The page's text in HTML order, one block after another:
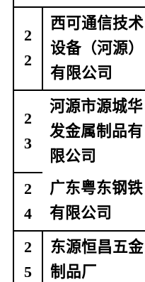
2
2
西可通信技术
设备（河源）
有限公司
2
3
河源市源城华
发金属制品有
限公司
2
4
广东粤东钢铁
有限公司
2
5
东源恒昌五金
制品厂